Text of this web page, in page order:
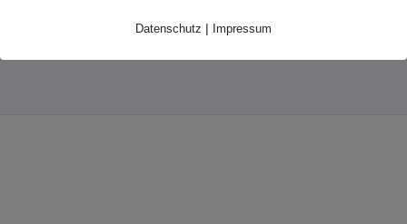
Service-CenterDatenschutz | Impressum